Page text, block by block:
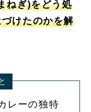
ねぎ)をどう処
けたのかを解
レーの独特